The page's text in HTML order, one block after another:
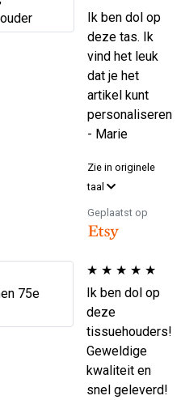
Ik ben dol op
deze tas. Ik
vind het leuk
dat je het
artikel kunt
personaliseren
- Marie
Zie in originele
taal
Geplaatst op
★ ★ ★ ★ ★
Ik ben dol op
deze
tissuehouders!
Geweldige
kwaliteit en
snel geleverd!